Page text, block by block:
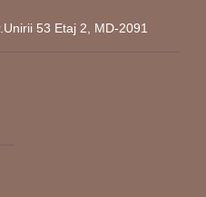
53 Etaj 2, MD-2091